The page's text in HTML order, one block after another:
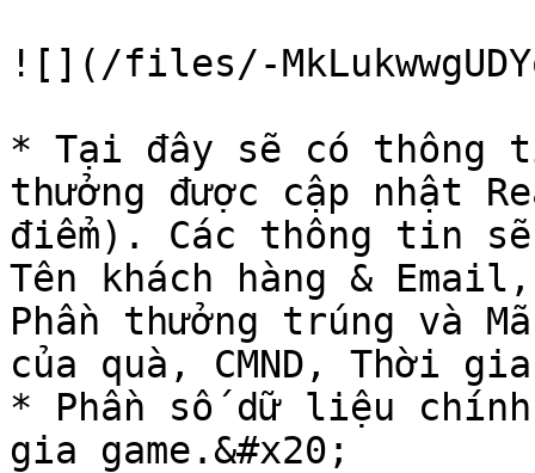
![](/files/-
* Tại đây sẽ có thông
thưởng được cập nhật
điểm). Các thông tin
Tên khách hàng &
Phần thưởng trúng và
của quà, CMND, Thời
* Phần số dữ liệu
gia game.&#x20;